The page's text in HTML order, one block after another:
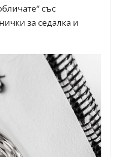
със
за седалка и